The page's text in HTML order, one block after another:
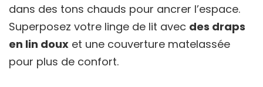
dans des tons chauds pour ancrer l’espace.
Superposez votre linge de lit avec des draps
en lin doux et une couverture matelassée
pour plus de confort.